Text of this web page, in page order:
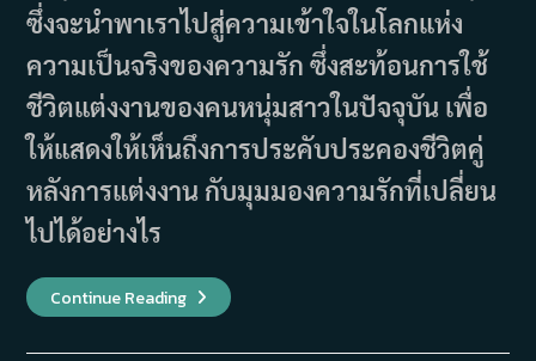
ซึ่งจะนำพาเราไปสู่ความเข้าใจในโลกแห่ง
ความเป็นจริงของความรัก ซึ่งสะท้อนการใช้
ชีวิตแต่งงานของคนหนุ่มสาวในปัจจุบัน เพื่อ
ให้แสดงให้เห็นถึงการประคับประคองชีวิตคู่
หลังการแต่งงาน กับมุมมองความรักที่เปลี่ยน
ไปได้อย่างไร
Continue Readingเรื่อง
ย่อ